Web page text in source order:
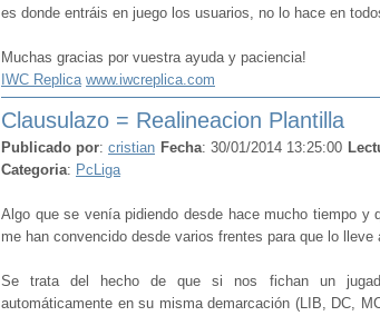
es donde entráis en juego los usuarios, no lo hace en
Muchas gracias por vuestra ayuda y paciencia!
IWC Replica www.iwcreplica.com
Clausulazo = Realineacion Plantilla
Publicado por: cristian Fecha: 30/01/2014 13:25:00
Categoria: PcLiga
Algo que se venía pidiendo desde hace mucho tiempo y
me han convencido desde varios frentes para que lo lleve
Se trata del hecho de que si nos fichan un
automáticamente en su misma demarcación (LIB, DC,